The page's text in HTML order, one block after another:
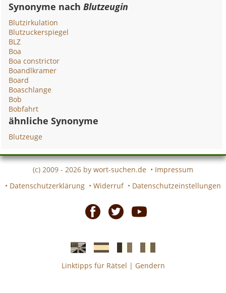
Synonyme nachBlutzeugin
Blutzirkulation
Blutzuckerspiegel
BLZ
Boa
Boa constrictor
Boandlkramer
Board
Boaschlange
Bob
Bobfahrt
ähnliche Synonyme
Blutzeuge
(c) 2009 - 2026 by wort-suchen.de • Impressum
• Datenschutzerklärung • Widerruf • Datenschutzeinstellungen
EnglischeSpanischefranzösicheitalienische
Linktipps für Rätsel | Gendern